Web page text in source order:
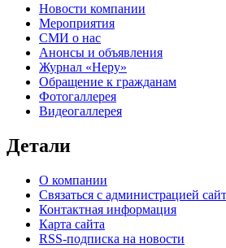
Новости компании
Мероприятия
СМИ о нас
Анонсы и объявления
Журнал «Неру»
Обращение к гражданам
Фотогаллерея
Видеогаллерея
Детали
О компании
Связаться с администрацией
Контактная информация
Карта сайта
RSS-подписка на новости